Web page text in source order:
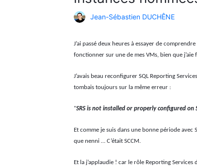
Jean-Sébastien DUCHÊNE
J’ai passé deux heures à essayer de
fonctionner sur une de mes VMs, bien que
J’avais beau reconfigurer SQL Reporting
tombais toujours sur la même erreur :
"SRS is not installed or properly configured on
Et comme je suis dans une bonne période avec
que nenni … C’était SCCM.
Et la j’applaudie ! car le rôle Reporting Services